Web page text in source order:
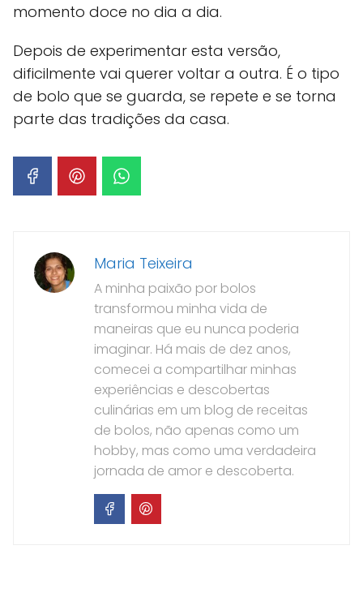
momento doce no dia a dia.
Depois de experimentar esta versão,
dificilmente vai querer voltar a outra. É o tipo
de bolo que se guarda, se repete e se torna
parte das tradições da casa.
Maria Teixeira
A minha paixão por bolos
transformou minha vida de
maneiras que eu nunca poderia
imaginar. Há mais de dez anos,
comecei a compartilhar minhas
experiências e descobertas
culinárias em um blog de receitas
de bolos, não apenas como um
hobby, mas como uma verdadeira
jornada de amor e descoberta.